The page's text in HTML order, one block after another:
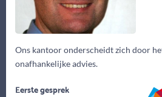
Ons kantoor onderscheidt zich door
onafhankelijke advies.
Eerste gesprek